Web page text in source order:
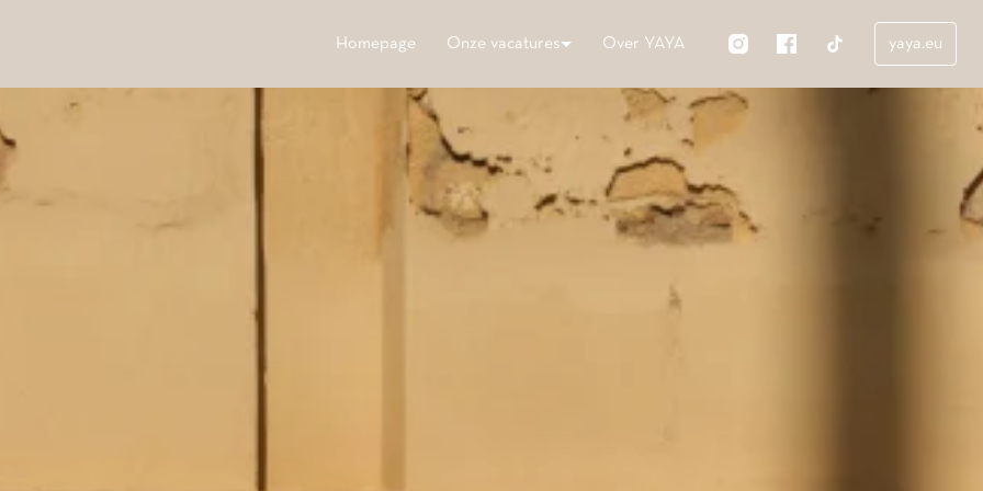
Homepage Onze vacatures Over YAYA yaya.eu